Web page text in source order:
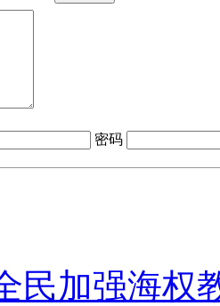
密码
民加强海权